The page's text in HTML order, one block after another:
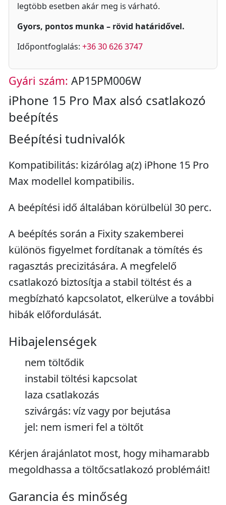
legtöbb esetben akár meg is várható.
Gyors, pontos munka – rövid határidővel.
Időpontfoglalás: +36 30 626 3747
Gyári szám: AP15PM006W
iPhone 15 Pro Max alsó csatlakozó
beépítés
Beépítési tudnivalók
Kompatibilitás: kizárólag a(z) iPhone 15 Pro
Max modellel kompatibilis.
A beépítési idő általában körülbelül 30 perc.
A beépítés során a Fixity szakemberei
különös figyelmet fordítanak a tömítés és
ragasztás precizitására. A megfelelő
csatlakozó biztosítja a stabil töltést és a
megbízható kapcsolatot, elkerülve a további
hibák előfordulását.
Hibajelenségek
nem töltődik
instabil töltési kapcsolat
laza csatlakozás
szivárgás: víz vagy por bejutása
jel: nem ismeri fel a töltőt
Kérjen árajánlatot most, hogy mihamarabb
megoldhassa a töltőcsatlakozó problémáit!
Garancia és minőség